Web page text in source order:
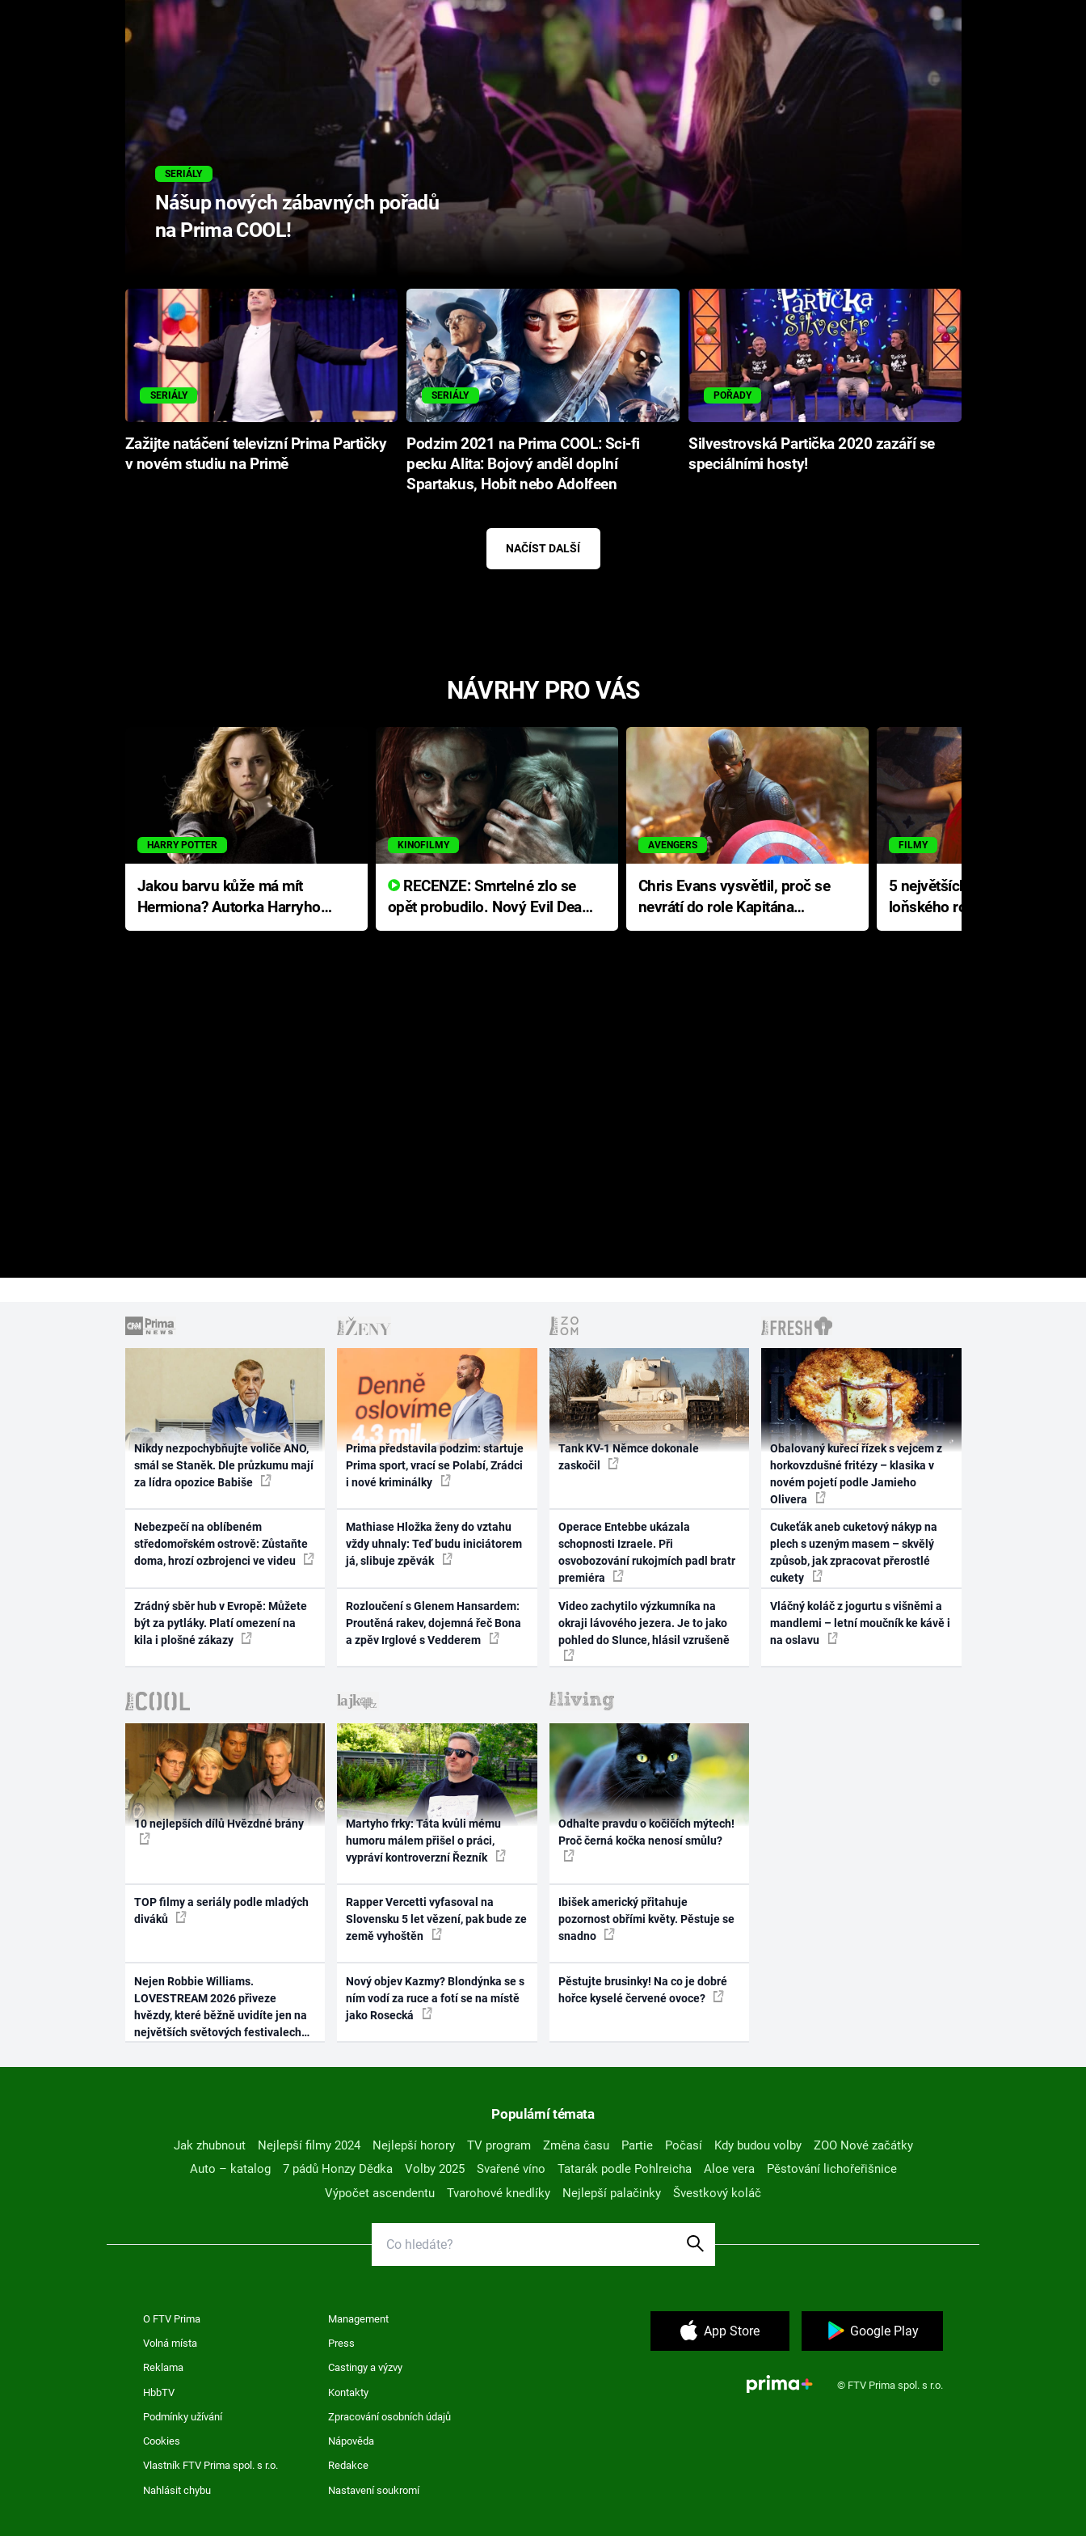
SERIÁLY
Nášup nových zábavných pořadů
na Prima COOL!
SERIÁLY
Zažijte natáčení televizní Prima Partičky
v novém studiu na Primě
SERIÁLY
Podzim 2021 na Prima COOL: Sci-fi
pecku Alita: Bojový anděl doplní
Spartakus, Hobit nebo Adolfeen
POŘADY
Silvestrovská Partička 2020 zazáří se
speciálními hosty!
NAČÍST DALŠÍ
NÁVRHY PRO VÁS
HARRY POTTER
Jakou barvu kůže má mít
Hermiona? Autorka Harryho
Pottera přišla s ráznou
KINOFILMY
RECENZE: Smrtelné zlo se
opět probudilo. Nový Evil Dead
přichází s neodolatelnou
AVENGERS
Chris Evans vysvětlil, proč se
nevrátí do role Kapitána
Ameriky
FILMY
5 největších propadáků
loňského roku: Disney na
jediné katastrofě prodělal 200
Nikdy nezpochybňujte voliče ANO,
smál se Staněk. Dle průzkumu mají
za lídra opozice Babiše
Nebezpečí na oblíbeném
středomořském ostrově: Zůstaňte
doma, hrozí ozbrojenci ve videu
Zrádný sběr hub v Evropě: Můžete
být za pytláky. Platí omezení na
kila i plošné zákazy
Prima představila podzim: startuje
Prima sport, vrací se Polabí, Zrádci
i nové kriminálky
Mathiase Hložka ženy do vztahu
vždy uhnaly: Teď budu iniciátorem
já, slibuje zpěvák
Rozloučení s Glenem Hansardem:
Proutěná rakev, dojemná řeč Bona
a zpěv Irglové s Vedderem
Tank KV-1 Němce dokonale
zaskočil
Operace Entebbe ukázala
schopnosti Izraele. Při
osvobozování rukojmích padl bratr
premiéra
Video zachytilo výzkumníka na
okraji lávového jezera. Je to jako
pohled do Slunce, hlásil vzrušeně
Obalovaný kuřecí řízek s vejcem z
horkovzdušné fritézy – klasika v
novém pojetí podle Jamieho
Olivera
Cukeťák aneb cuketový nákyp na
plech s uzeným masem – skvělý
způsob, jak zpracovat přerostlé
cukety
Vláčný koláč z jogurtu s višněmi a
mandlemi – letní moučník ke kávě i
na oslavu
10 nejlepších dílů Hvězdné brány
TOP filmy a seriály podle mladých
diváků
Nejen Robbie Williams.
LOVESTREAM 2026 přiveze
hvězdy, které běžně uvidíte jen na
největších světových festivalech
Martyho frky: Táta kvůli mému
humoru málem přišel o práci,
vypráví kontroverzní Řezník
Rapper Vercetti vyfasoval na
Slovensku 5 let vězení, pak bude ze
země vyhoštěn
Nový objev Kazmy? Blondýnka se s
ním vodí za ruce a fotí se na místě
jako Rosecká
Odhalte pravdu o kočičích mýtech!
Proč černá kočka nenosí smůlu?
Ibišek americký přitahuje
pozornost obřími květy. Pěstuje se
snadno
Pěstujte brusinky! Na co je dobré
hořce kyselé červené ovoce?
Populární témata
Jak zhubnout Nejlepší filmy 2024 Nejlepší horory TV program Změna času Partie Počasí Kdy budou volby
ZOO Nové začátky
Auto – katalog
7 pádů Honzy Dědka Volby 2025 Svařené víno Tatarák podle Pohlreicha Aloe vera
Pěstování lichořeřišnice
Výpočet ascendentu
Tvarohové knedlíky Nejlepší palačinky Švestkový koláč
O FTV Prima Management
Volná místa Press
Reklama Castingy a výzvy
HbbTV Kontakty
Podmínky užívání Zpracování osobních údajů
Cookies Nápověda
Vlastník FTV Prima spol. s r.o. Redakce
Nahlásit chybu Nastavení soukromí
App Store Google Play
© FTV Prima spol. s r.o.